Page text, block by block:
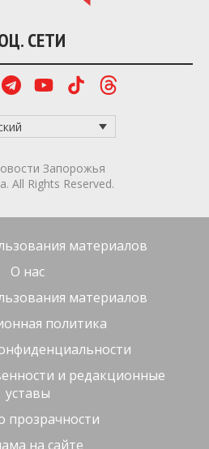
СЕТИ
Запорожья
All Rights Reserved.
материалов
О нас
материалов
политика
и редакционные
уставы
прозрачности
на сайте